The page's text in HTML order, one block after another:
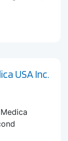
USA Inc.